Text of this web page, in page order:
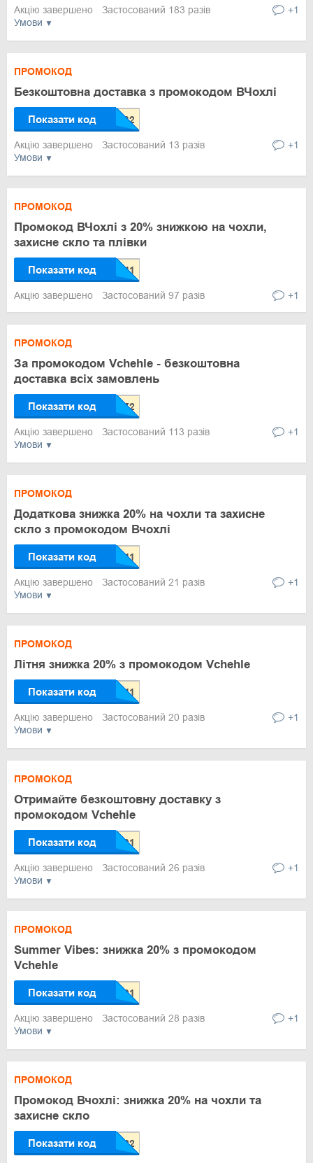
Умови
Акцію завершено Застосований 183 разів +1
Умови
ПРОМОКОД
Безкоштовна доставка з промокодом ВЧохлі
Показати код
Акцію завершено Застосований 13 разів +1
ПРОМОКОД
Промокод ВЧохлі з 20% знижкою на чохли,
захисне скло та плівки
Показати код
Акцію завершено Застосований 97 разів +1
Умови
ПРОМОКОД
За промокодом Vchehle - безкоштовна
доставка всіх замовлень
Показати код
Акцію завершено Застосований 113 разів +1
Умови
ПРОМОКОД
Додаткова знижка 20% на чохли та захисне
скло з промокодом Вчохлі
Показати код
Акцію завершено Застосований 21 разів +1
Умови
ПРОМОКОД
Літня знижка 20% з промокодом Vchehle
Показати код
Акцію завершено Застосований 20 разів +1
Умови
ПРОМОКОД
Отримайте безкоштовну доставку з
промокодом Vchehle
Показати код
Акцію завершено Застосований 26 разів +1
Умови
ПРОМОКОД
Summer Vibes: знижка 20% з промокодом
Vchehle
Показати код
Акцію завершено Застосований 28 разів +1
ПРОМОКОД
Промокод Вчохлі: знижка 20% на чохли та
захисне скло
Показати код